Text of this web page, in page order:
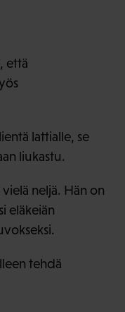
että
lattialle, se
liukastu.
neljä. Hän on
eläkeiän
tehdä